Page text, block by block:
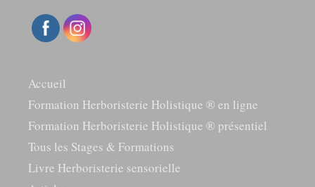
Accueil
Formation Herboristerie Holistique ® en ligne
Formation Herboristerie Holistique ® présentiel
Tous les Stages & Formations
Livre Herboristerie sensorielle